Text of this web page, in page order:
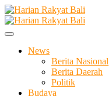
Skip
to
content
Harian Rakyat
Membangun Semangat
News
Berita Nasional
Berita Daerah
Politik
Budaya